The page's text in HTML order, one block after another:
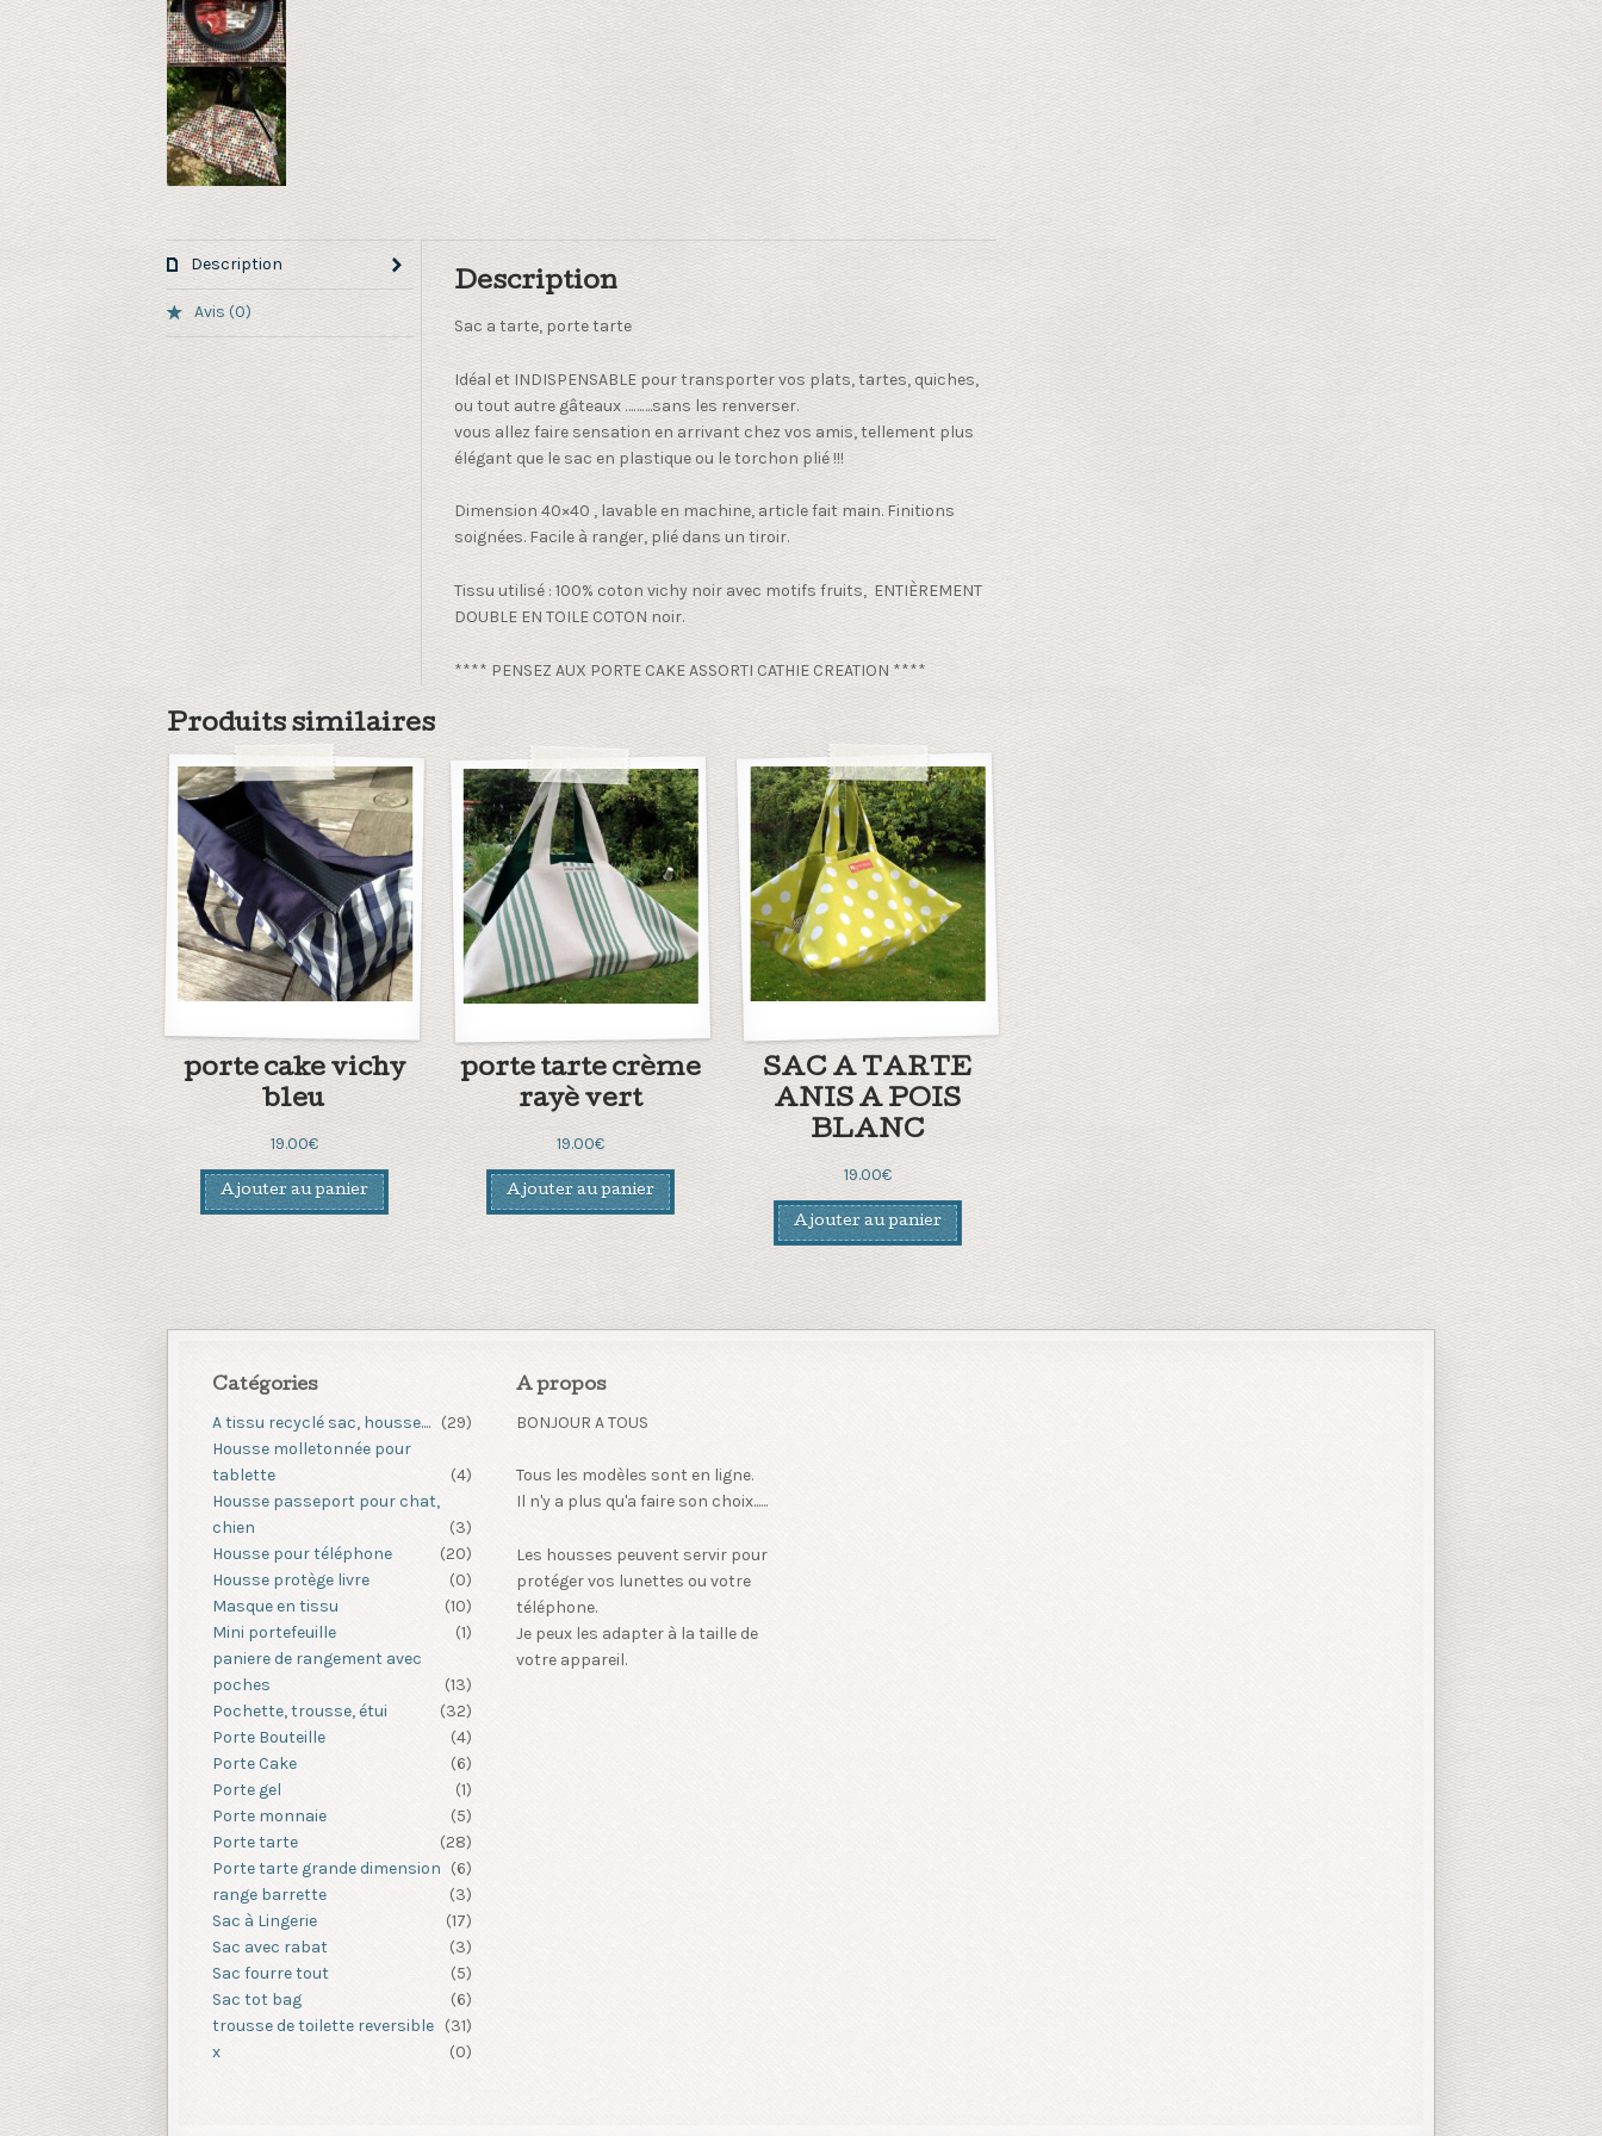
Description
Avis (0)
Description
Sac a tarte, porte tarte
Idéal et INDISPENSABLE pour transporter vos plats, tartes, quiches,
ou tout autre gâteaux ……….sans les renverser.
vous allez faire sensation en arrivant chez vos amis, tellement plus
élégant que le sac en plastique ou le torchon plié !!!
Dimension 40×40 , lavable en machine, article fait main. Finitions
soignées. Facile à ranger, plié dans un tiroir.
Tissu utilisé : 100% coton vichy noir avec motifs fruits, ENTIÈREMENT
DOUBLE EN TOILE COTON noir.
**** PENSEZ AUX PORTE CAKE ASSORTI CATHIE CREATION ****
Produits similaires
porte cake vichy
bleu
19.00€
Ajouter au panier
porte tarte crème
rayè vert
19.00€
Ajouter au panier
SAC A TARTE
ANIS A POIS
BLANC
19.00€
Ajouter au panier
Catégories
A tissu recyclé sac, housse....
(29)
Housse molletonnée pour
tablette
(4)
Housse passeport pour chat,
chien
(3)
Housse pour téléphone
(20)
Housse protège livre
(0)
Masque en tissu
(10)
Mini portefeuille
(1)
paniere de rangement avec
poches
(13)
Pochette, trousse, étui
(32)
Porte Bouteille
(4)
Porte Cake
(6)
Porte gel
(1)
Porte monnaie
(5)
Porte tarte
(28)
Porte tarte grande dimension (6)
range barrette
(3)
Sac à Lingerie
(17)
Sac avec rabat
(3)
Sac fourre tout
(5)
Sac tot bag
(6)
trousse de toilette reversible
(31)
x
(0)
A propos
BONJOUR A TOUS
Tous les modèles sont en ligne.
Il n'y a plus qu'a faire son choix......
Les housses peuvent servir pour
protéger vos lunettes ou votre
téléphone.
Je peux les adapter à la taille de
votre appareil.